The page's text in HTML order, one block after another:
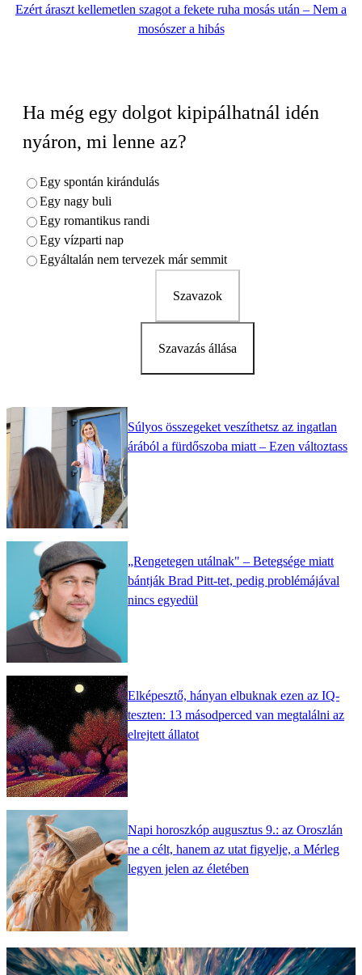
Ezért áraszt kellemetlen szagot a fekete ruha mosás után – Nem a
mosószer a hibás
Ha még egy dolgot kipipálhatnál idén
nyáron, mi lenne az?
Egy spontán kirándulás
Egy nagy buli
Egy romantikus randi
Egy vízparti nap
Egyáltalán nem tervezek már semmit
Szavazok
Szavazás állása
Súlyos összegeket veszíthetsz az ingatlan
árából a fürdőszoba miatt – Ezen változtass
„Rengetegen utálnak" – Betegsége miatt
bántják Brad Pitt-tet, pedig problémájával
nincs egyedül
Elképesztő, hányan elbuknak ezen az IQ-
teszten: 13 másodperced van megtalálni az
elrejtett állatot
Napi horoszkóp augusztus 9.: az Oroszlán
ne a célt, hanem az utat figyelje, a Mérleg
legyen jelen az életében